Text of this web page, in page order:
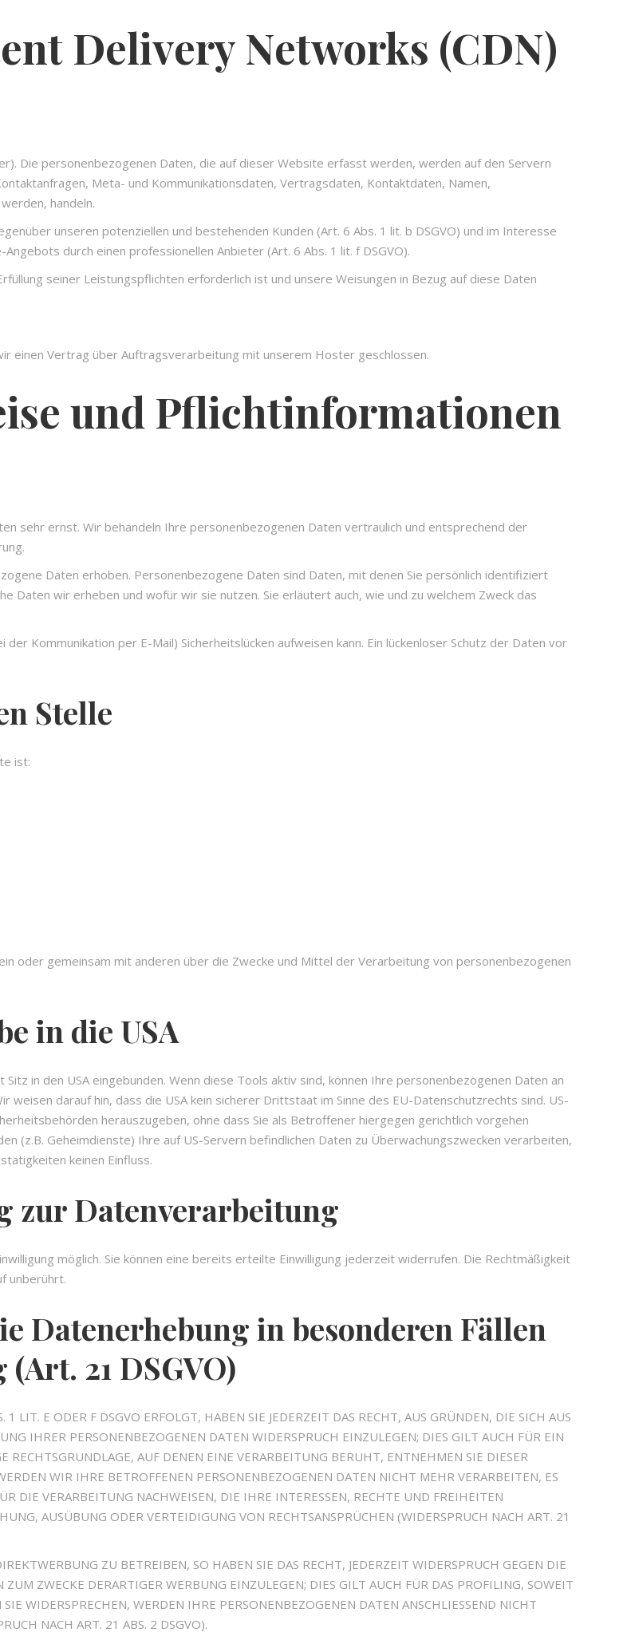
Delivery Networks (CDN)
Die personenbezogenen Daten, die auf dieser Website erfasst werden, werden auf den Servern
Meta- und Kommunikationsdaten, Vertragsdaten, Kontaktdaten, Namen,
handeln.
unseren potenziellen und bestehenden Kunden (Art. 6 Abs. 1 lit. b DSGVO) und im Interesse
durch einen professionellen Anbieter (Art. 6 Abs. 1 lit. f DSGVO).
seiner Leistungspflichten erforderlich ist und unsere Weisungen in Bezug auf diese Daten
einen Vertrag über Auftragsverarbeitung mit unserem Hoster geschlossen.
und Pflicht­informationen
sehr ernst. Wir behandeln Ihre personenbezogenen Daten vertraulich und entsprechend der
Daten erhoben. Personenbezogene Daten sind Daten, mit denen Sie persönlich identifiziert
Daten wir erheben und wofür wir sie nutzen. Sie erläutert auch, wie und zu welchem Zweck das
Kommunikation per E-Mail) Sicherheitslücken aufweisen kann. Ein lückenloser Schutz der Daten vor
Stelle
ist:
oder gemeinsam mit anderen über die Zwecke und Mittel der Verarbeitung von personenbezogenen
in die USA
in den USA eingebunden. Wenn diese Tools aktiv sind, können Ihre personenbezogenen Daten an
darauf hin, dass die USA kein sicherer Drittstaat im Sinne des EU-Datenschutzrechts sind. US-
herauszugeben, ohne dass Sie als Betroffener hiergegen gerichtlich vorgehen
(z.B. Geheimdienste) Ihre auf US-Servern befindlichen Daten zu Überwachungszwecken verarbeiten,
keinen Einfluss.
Datenverarbeitung
möglich. Sie können eine bereits erteilte Einwilligung jederzeit widerrufen. Die Rechtmäßigkeit
unberührt.
Datenerhebung in besonderen Fällen
21 DSGVO)
LIT. E ODER F DSGVO ERFOLGT, HABEN SIE JEDERZEIT DAS RECHT, AUS GRÜNDEN, DIE SICH AUS
IHRER PERSONENBEZOGENEN DATEN WIDERSPRUCH EINZULEGEN; DIES GILT AUCH FÜR EIN
RECHTSGRUNDLAGE, AUF DENEN EINE VERARBEITUNG BERUHT, ENTNEHMEN SIE DIESER
WIR IHRE BETROFFENEN PERSONENBEZOGENEN DATEN NICHT MEHR VERARBEITEN, ES
DIE VERARBEITUNG NACHWEISEN, DIE IHRE INTERESSEN, RECHTE UND FREIHEITEN
AUSÜBUNG ODER VERTEIDIGUNG VON RECHTSANSPRÜCHEN (WIDERSPRUCH NACH ART. 21
ZU BETREIBEN, SO HABEN SIE DAS RECHT, JEDERZEIT WIDERSPRUCH GEGEN DIE
ZWECKE DERARTIGER WERBUNG EINZULEGEN; DIES GILT AUCH FÜR DAS PROFILING, SOWEIT
WIDERSPRECHEN, WERDEN IHRE PERSONENBEZOGENEN DATEN ANSCHLIESSEND NICHT
NACH ART. 21 ABS. 2 DSGVO).